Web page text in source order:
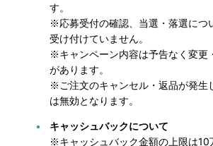
す。
※応募受付の確認、当選・落選につ
受け付けていません。
※キャンペーン内容は予告なく変更
があります。
※ご注文のキャンセル・返品が発生
は無効となります。
キャッシュバックについて
※キャッシュバック金額の上限は10